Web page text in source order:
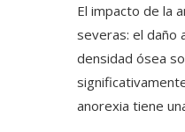
El impacto de la
severas: el daño
densidad ósea
anorexia tiene